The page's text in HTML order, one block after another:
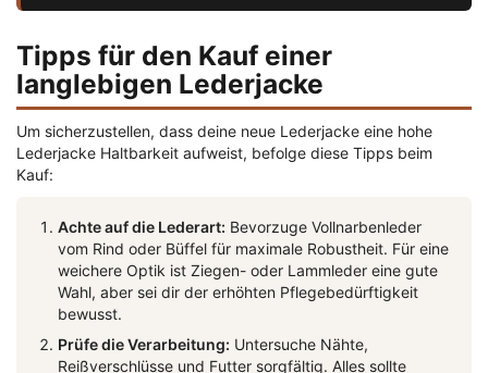
Tipps für den Kauf einer
langlebigen Lederjacke
Um sicherzustellen, dass deine neue Lederjacke eine hohe
Lederjacke Haltbarkeit aufweist, befolge diese Tipps beim
Kauf:
Achte auf die Lederart: Bevorzuge Vollnarbenleder
vom Rind oder Büffel für maximale Robustheit. Für eine
weichere Optik ist Ziegen- oder Lammleder eine gute
Wahl, aber sei dir der erhöhten Pflegebedürftigkeit
bewusst.
Prüfe die Verarbeitung: Untersuche Nähte,
Reißverschlüsse und Futter sorgfältig. Alles sollte